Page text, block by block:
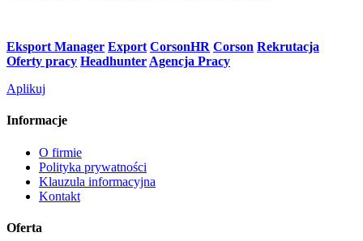
Eksport Manager Export CorsonHR Corson Rekrutacja
Oferty pracy Headhunter Agencja Pracy
Aplikuj
Informacje
O firmie
Polityka prywatności
Klauzula informacyjna
Kontakt
Oferta